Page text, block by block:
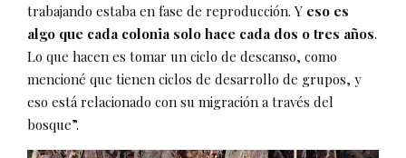
trabajando estaba en fase de reproducción. Y eso es
algo que cada colonia solo hace cada dos o tres años.
Lo que hacen es tomar un ciclo de descanso, como
mencioné que tienen ciclos de desarrollo de grupos, y
eso está relacionado con su migración a través del
bosque”.